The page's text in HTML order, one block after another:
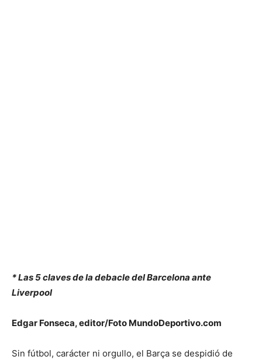
* Las 5 claves de la debacle del Barcelona ante
Liverpool
Edgar Fonseca, editor/Foto MundoDeportivo.com
Sin fútbol, carácter ni orgullo, el Barça se despidió de